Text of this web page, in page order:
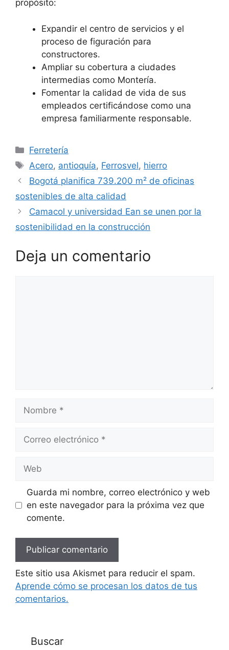
propósito:
Expandir el centro de servicios y el
proceso de figuración para
constructores.
Ampliar su cobertura a ciudades
intermedias como Montería.
Fomentar la calidad de vida de sus
empleados certificándose como una
empresa familiarmente responsable.
Categorías
Ferretería
Etiquetas
Acero, antioquía, Ferrosvel, hierro
Bogotá planifica 739.200 m² de oficinas
sostenibles de alta calidad
Camacol y universidad Ean se unen por la
sostenibilidad en la construcción
Deja un comentario
Nombre
Correo
Web
Guarda mi nombre, correo electrónico y web
en este navegador para la próxima vez que
comente.
Este sitio usa Akismet para reducir el spam.
Aprende cómo se procesan los datos de tus
comentarios.
Buscar